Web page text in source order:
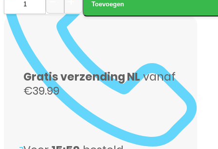
SBS
Magnetic
Pocket
voor
Apple
iPhone
aantal
Toevoegen
Gratis verzending NLvanaf
€39.99